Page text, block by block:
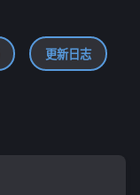
更新日志